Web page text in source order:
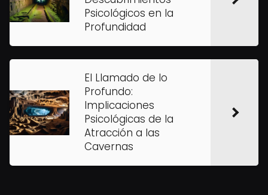
Psicológicos en la
Profundidad
El Llamado de lo
Profundo:
Implicaciones
Psicológicas de la
Atracción a las
Cavernas